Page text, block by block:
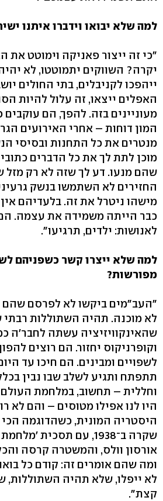
למה שלא יבואו וידברו איתנו
"כי זה ייצור פאניקה וימוטט את
יקרה? השווקים יתמוטטו, לא
ייהפכו לקניבלים, בתי החולים
האפלים ייצאו, זה עלול להיות
מעוניינים בזה. להפך, הם עוקבים
המון דוחות – אחרי האירועים
מנטרים את כל התחנות ובסיסי
מוכן לתת לך את כל הדברים
שהם מנעו. דע לך שזה לא רק מזל
החזירים לא השתמשו בנשק
מישהו ניטרל את זה. בלעדיהם
כבר הייתה משמידה את עצמה. הם
לאנושות: ילדים, תרגיעו".
למה שלא ייצרו קשר כשפניהם
מפורשות?
"העב"מים ביקשו לא לפרסם שהם
לא מוכנה. תהיה השתוללות רבתי
שהאינקוויזיציה עשתה לחבר'ה
וקופרניקוס יחזור. הם רוצים
לשפויים ומבינים. הם חיכו עד
תתפתח ותגיע לשלב שבו נבין
וחללית – תחשוב, במלחמת
היו לנו אפילו מטוסים – והם לא
היסטריה המונית, כשהדוגמה
שקרה ב־1938, עם תסכית
אורסון וולס, והמשטרה קרסה
ומה שהם אומרים זה: קודם כל
לא ייפלו, שלא תהיה השתוללות,
קצת".